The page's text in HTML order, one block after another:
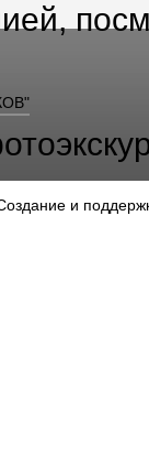
Каталог
и